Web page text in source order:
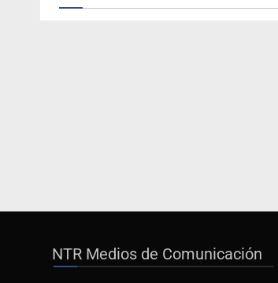
NTR Medios de Comunicación